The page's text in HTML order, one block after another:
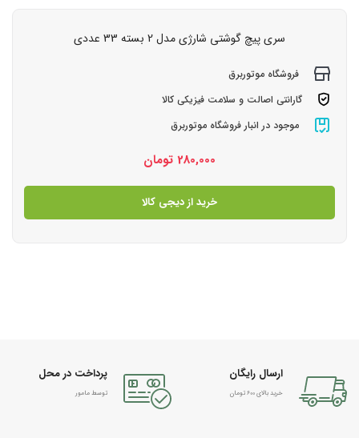
سری پیچ گوشتی شارژی مدل 2 بسته 33 عددی
فروشگاه موتوربرق
گارانتی اصالت و سلامت فیزیکی کالا
موجود در انبار فروشگاه موتوربرق
280,000 تومان
خرید از دیجی کالا
ارسال رایگان
خرید بالای 600 تومان
پرداخت در محل
توسط مامور